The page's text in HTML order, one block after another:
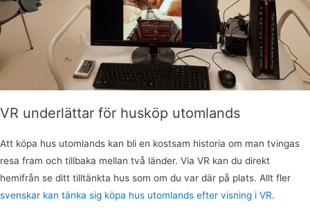
VR underlättar för husköp utomlands
Att köpa hus utomlands kan bli en kostsam historia om man tvingas
resa fram och tillbaka mellan två länder. Via VR kan du direkt
hemifrån se ditt tilltänkta hus som om du var där på plats. Allt fler
svenskar kan tänka sig köpa hus utomlands efter visning i VR.